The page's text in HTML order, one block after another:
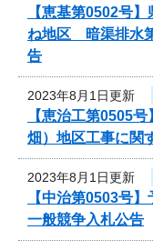
【恵基第0502号
ね地区 暗渠排水
告
2023年8月1日更新
【恵治工第0505
畑）地区工事に関
2023年8月1日更新
【中治第0503号
一般競争入札公告